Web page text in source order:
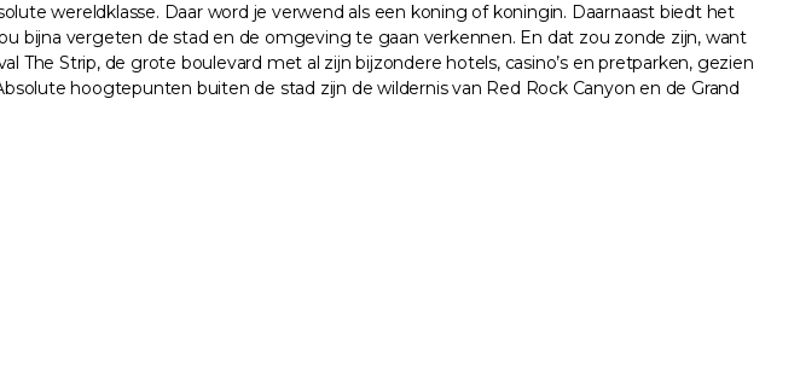
wereldklasse. Daar word je verwend als een koning of koningin. Daarnaast biedt het
vergeten de stad en de omgeving te gaan verkennen. En dat zou zonde zijn, want
The Strip, de grote boulevard met al zijn bijzondere hotels, casino’s en pretparken, gezien
hoogtepunten buiten de stad zijn de wildernis van Red Rock Canyon en de Grand